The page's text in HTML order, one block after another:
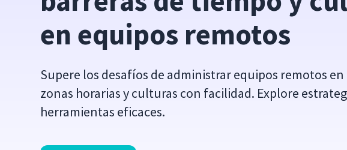
en equipos remotos
Supere los desafíos de administrar equipos remotos
zonas horarias y culturas con facilidad. Explore
herramientas eficaces.